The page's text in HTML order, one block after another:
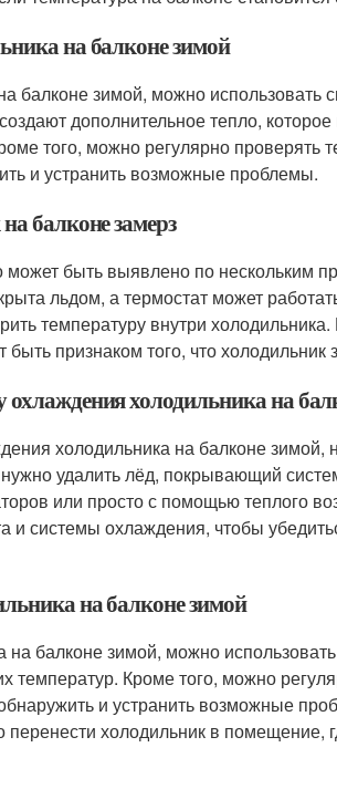
на балконе зимой
балконе зимой, можно использовать
дополнительное тепло,
того, можно регулярно проверять
и устранить возможные проблемы.
балконе замерз
может быть выявлено по нескольким
льдом, а термостат может
температуру внутри
признаком того, что холодильник
холодильника на
холодильника на балконе зимой,
удалить лёд, покрывающий
или просто с помощью теплого
и системы охлаждения, чтобы
на балконе зимой
балконе зимой, можно
температур. Кроме того, можно
и устранить возможные
холодильник в помещение,